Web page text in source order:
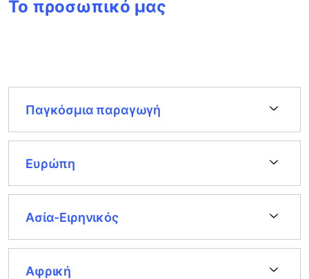
Το προσωπικό μας
Παγκόσμια παραγωγή
Ευρώπη
Ασία-Ειρηνικός
Αφρική